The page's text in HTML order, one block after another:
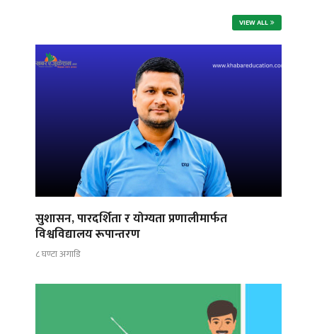
VIEW ALL
सुशासन, पारदर्शिता र योग्यता प्रणालीमार्फत
विश्वविद्यालय रूपान्तरण
८ घण्टा अगाडि